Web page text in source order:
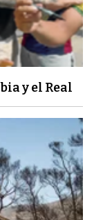
y el Real